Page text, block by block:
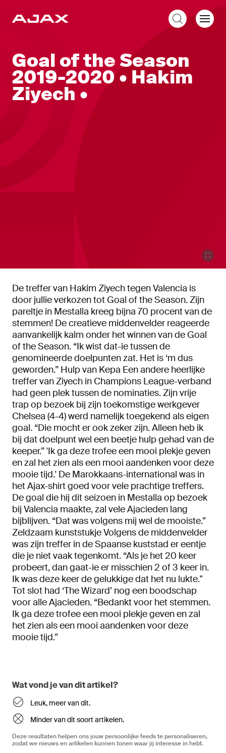
Goal of the Season
2019-2020 • Hakim
Ziyech •
De treffer van Hakim Ziyech tegen Valencia is
door jullie verkozen tot Goal of the Season. Zijn
pareltje in Mestalla kreeg bijna 70 procent van de
stemmen! De creatieve middenvelder reageerde
aanvankelijk kalm onder het winnen van de Goal
of the Season. “Ik wist dat-ie tussen de
genomineerde doelpunten zat. Het is ‘m dus
geworden.” Hulp van Kepa Een andere heerlijke
treffer van Ziyech in Champions League-verband
had geen plek tussen de nominaties. Zijn vrije
trap op bezoek bij zijn toekomstige werkgever
Chelsea (4-4) werd namelijk toegekend als eigen
goal. “Die mocht er ook zeker zijn. Alleen heb ik
bij dat doelpunt wel een beetje hulp gehad van de
keeper.” 'Ik ga deze trofee een mooi plekje geven
en zal het zien als een mooi aandenken voor deze
mooie tijd.' De Marokkaans-international was in
het Ajax-shirt goed voor vele prachtige treffers.
De goal die hij dit seizoen in Mestalla op bezoek
bij Valencia maakte, zal vele Ajacieden lang
bijblijven. “Dat was volgens mij wel de mooiste.”
Zeldzaam kunststukje Volgens de middenvelder
was zijn treffer in de Spaanse kuststad er eentje
die je niet vaak tegenkomt. “Als je het 20 keer
probeert, dan gaat-ie er misschien 2 of 3 keer in.
Ik was deze keer de gelukkige dat het nu lukte."
Tot slot had ‘The Wizard’ nog een boodschap
voor alle Ajacieden. “Bedankt voor het stemmen.
Ik ga deze trofee een mooi plekje geven en zal
het zien als een mooi aandenken voor deze
mooie tijd.”
Wat vond je van dit artikel?
Leuk, meer van dit.
Minder van dit soort artikelen.
Deze resultaten helpen ons jouw persoonlijke feeds te personaliseren,
zodat we nieuws en artikelen kunnen tonen waar jij interesse in hebt.